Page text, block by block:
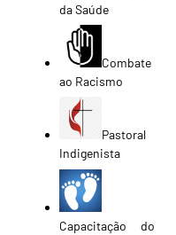
da Saúde
Combate
ao Racismo
Pastoral
Indigenista
Capacitação do